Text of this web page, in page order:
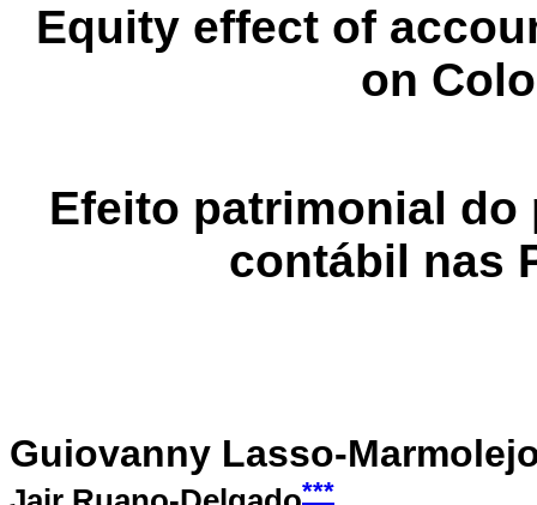
Equity effect of
on
Efeito patrimonial
contábil nas
Guiovanny Lasso-
***